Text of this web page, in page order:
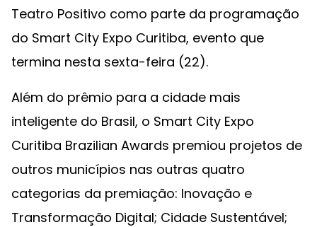
Teatro Positivo como parte da programação
do Smart City Expo Curitiba, evento que
termina nesta sexta-feira (22).
Além do prêmio para a cidade mais
inteligente do Brasil, o Smart City Expo
Curitiba Brazilian Awards premiou projetos de
outros municípios nas outras quatro
categorias da premiação: Inovação e
Transformação Digital; Cidade Sustentável;